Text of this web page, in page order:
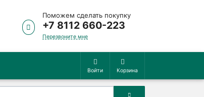
Поможем сделать покупку
+7 8112 660-223
Перезвоните мне
Войти Корзина